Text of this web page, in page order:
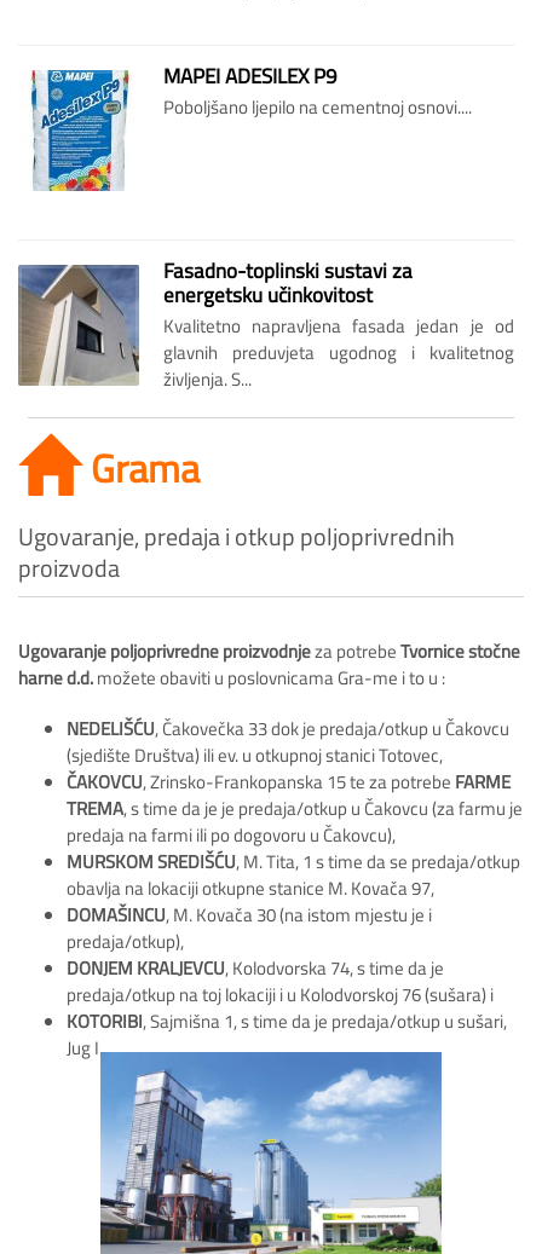
MAPEI ADESILEX P9
Poboljšano ljepilo na cementnoj osnovi....
Fasadno-toplinski sustavi za
energetsku učinkovitost
Kvalitetno napravljena fasada jedan je od
glavnih preduvjeta ugodnog i kvalitetnog
življenja. S...
Grama
Ugovaranje, predaja i otkup poljoprivrednih
proizvoda
Ugovaranje poljoprivredne proizvodnjeza potrebeTvornice stočne
harne d.d.možete obaviti u poslovnicama Gra-me i to u :
NEDELIŠĆU, Čakovečka 33 dok je predaja/otkup u Čakovcu
(sjedište Društva) ili ev. u otkupnoj stanici Totovec,
ČAKOVCU, Zrinsko-Frankopanska 15 te za potrebe FARME
TREMA, s time da je je predaja/otkup u Čakovcu (za farmu je
predaja na farmi ili po dogovoru u Čakovcu),
MURSKOM SREDIŠĆU, M. Tita, 1 s time da se predaja/otkup
obavlja na lokaciji otkupne stanice M. Kovača 97,
DOMAŠINCU, M. Kovača 30 (na istom mjestu je i
predaja/otkup),
DONJEM KRALJEVCU, Kolodvorska 74, s time da je
predaja/otkup na toj lokaciji i u Kolodvorskoj 76 (sušara) i
KOTORIBI, Sajmišna 1, s time da je predaja/otkup u sušari,
Jug I.